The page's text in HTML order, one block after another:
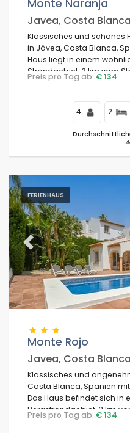
Monte Naranja
Javea, Costa
Klassisches und schönes
in Jávea, Costa Blanca,
Haus liegt in einem
Strandgebiet, 3 km vom
entfernt.
Preis pro Tag ab: € 134
4 2
FERIENHAUS
Previous
Monte Rojo
Javea, Costa
Klassisches und
Costa Blanca, Spanien
Das Haus befindet sich in
Bergstrandgebiet, 3 km
Jávea entfernt.
Preis pro Tag ab: € 134